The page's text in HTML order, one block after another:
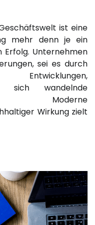
ist eine
mehr denn je ein
Unternehmen
sei es durch
sich wandelnde
Moderne
Wirkung zielt